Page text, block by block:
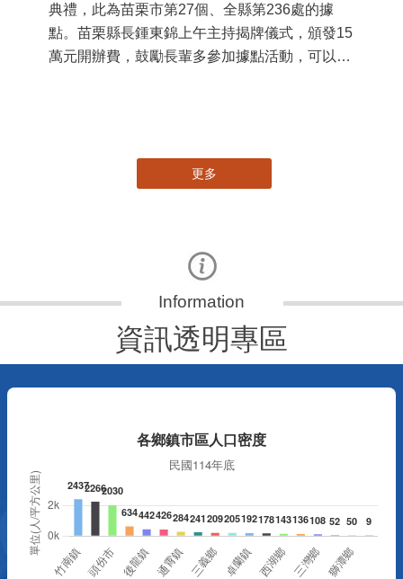
典禮，此為苗栗市第27個、全縣第236處的據
點。苗栗縣長鍾東錦上午主持揭牌儀式，頒發15
萬元開辦費，鼓勵長輩多參加據點活動，可以更
更多
資訊透明專區